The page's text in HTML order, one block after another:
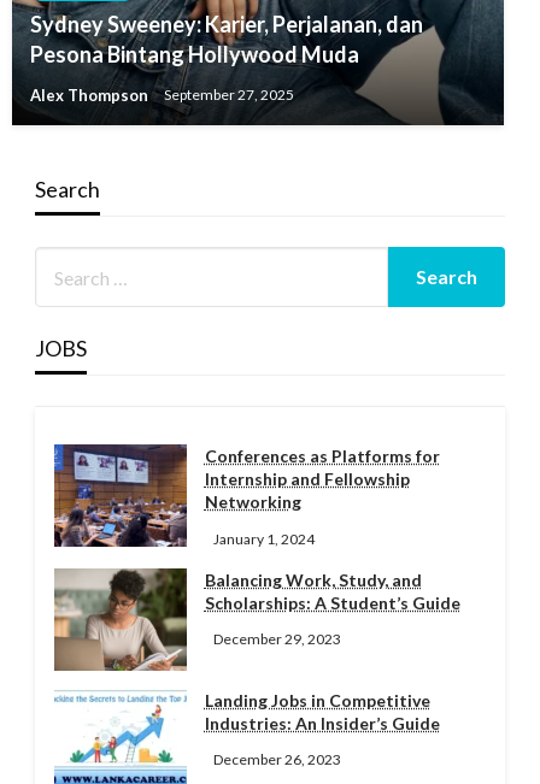
Sydney Sweeney: Karier, Perjalanan, dan
Pesona Bintang Hollywood Muda
Alex Thompson September 27, 2025
Search
JOBS
Conferences as Platforms for
Internship and Fellowship
Networking
January 1, 2024
Balancing Work, Study, and
Scholarships: A Student’s Guide
December 29, 2023
Landing Jobs in Competitive
Industries: An Insider’s Guide
December 26, 2023